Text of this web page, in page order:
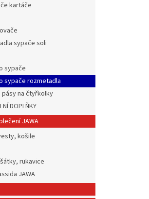
kartáče
sypače soli
sypače
sypače rozmetadla
pásy na čtyřkolky
DOPLŇKY
JAWA
košile
rukavice
JAWA